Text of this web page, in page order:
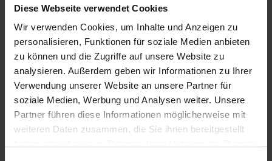
Diese Webseite verwendet Cookies
Wir verwenden Cookies, um Inhalte und Anzeigen zu
personalisieren, Funktionen für soziale Medien anbieten
zu können und die Zugriffe auf unsere Website zu
analysieren. Außerdem geben wir Informationen zu Ihrer
Verwendung unserer Website an unsere Partner für
soziale Medien, Werbung und Analysen weiter. Unsere
Partner führen diese Informationen möglicherweise mit
weiteren Daten zusammen, die Sie ihnen bereitgestellt
Sofort verfügbar, Lieferzeit: 4 Werktage inkl.
Drucke
Jetzt bestellen und bis Donnerstag, 13. August Ihre
Lieferung erhalten!
Deutschland 4 Werktage, EU Länder plus 1-2
Werktage, Schweiz plus 2-3 Werktage